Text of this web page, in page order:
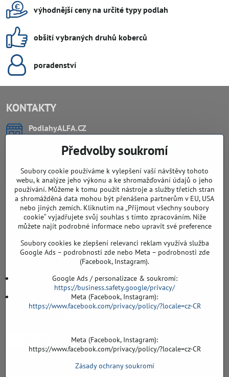
výhodnější ceny na určité typy podlah
obšití vybraných druhů koberců
poradenství
KONTAKTY
PodlahyALFA​.CZ
Záříčí, ev.č. 54
768 11 Chropyně
DIČ: CZ8103114129
Sklad, vzorkovna PO TELEFONICKÉ DOMLUVĚ
Záříčí ev. č. 54
768 11 Chropyně
608 855 055
podlahyALFA​@seznam​.cz
Předvolby soukromí
Soubory cookie používáme k vylepšení vaší návštěvy tohoto
webu, k analýze jeho výkonu a ke shromažďování údajů o jeho
používání. Můžeme k tomu použít nástroje a služby třetích stran
a shromážděná data mohou být přenášena partnerům v EU, USA
nebo jiných zemích. Kliknutím na „Přijmout všechny soubory
cookie“ vyjadřujete svůj souhlas s tímto zpracováním. Níže
můžete najít podrobné informace nebo upravit své preference
Soubory cookies ke zlepšení relevanci reklam využívá služba
Google Ads – podrobnosti zde nebo Meta – podrobnosti zde
(Facebook, Instagram).
Google Ads / personalizace & soukromí:
https://business.safety.google/privacy/
Meta (Facebook, Instagram):
https://www.facebook.com/privacy/policy/?locale=cz-CR
Meta (Facebook, Instagram):
https://www.facebook.com/privacy/policy/?locale=cz-CR
Zásady ochrany soukromí